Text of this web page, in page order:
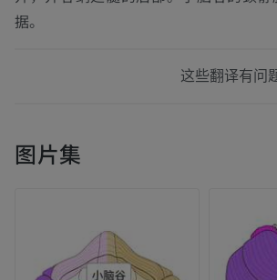
据。
这些翻译有问
图片集